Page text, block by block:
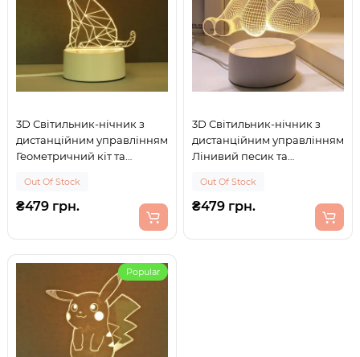
3D Світильник-нічник з
дистанційним управлінням
Геометричний кіт та
батарейок AA 16 кольорів
Out Of Stock
₴479 грн.
3D Світильник-нічник з
дистанційним управлінням
Лінивий песик та
батарейок AA 16 кольорів
Out Of Stock
₴479 грн.
Popular